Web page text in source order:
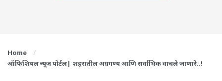
Home
ऑफिशियल न्यूज पोर्टल| शहरातील अग्रगण्य आणि सर्वाधिक वाचले जाणारे..!